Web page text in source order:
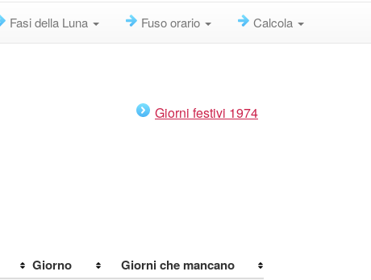
Fasi della Luna Fuso orario Calcola
Giorni festivi 1974
Giorno Giorni che mancano